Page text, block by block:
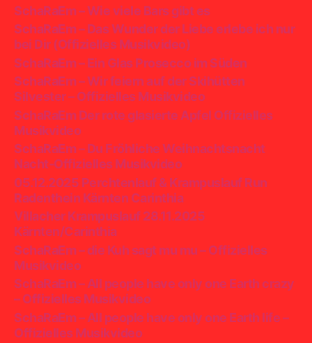
SchaRaEm – Wie viele Bars gibt es
SchaRaEm – Das Wunder der Liebe erlebe ich nur
bei Dir (Offizielles Musikvideo)
SchaRaEm – Ein Glas Prosecco im Süden
SchaRaEm – Wir feiern auf der Skihütten
Silvester – Offizielles Musikvideo
SchaRaEm Der rote glasierte Apfel Offizielles
Musikvideo
SchaRaEm – Du Fröhliche Weihnachtsnacht
Nacht-Offizielles Musikvideo
05.12.2025 Perchtenlauf & Krampuslauf Run
Radenthein Kärnten Carinthia
Villacher Krampuslauf 28.11.2025
Kärnten/Carinthia
SchaRaEm – die Kuh sagt mu mu – Offizielles
Musikvideo
SchaRaEm – All people have only one Earth crazy
– Offizielles Musikvideo
SchaRaEm – All people have only one Earth life –
Offizielles Musikvideo